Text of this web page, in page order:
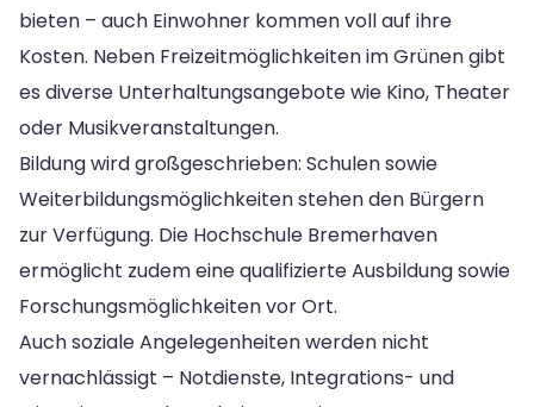
bieten – auch Einwohner kommen voll auf ihre
Kosten. Neben Freizeitmöglichkeiten im Grünen gibt
es diverse Unterhaltungsangebote wie Kino, Theater
oder Musikveranstaltungen.
Bildung wird großgeschrieben: Schulen sowie
Weiterbildungsmöglichkeiten stehen den Bürgern
zur Verfügung. Die Hochschule Bremerhaven
ermöglicht zudem eine qualifizierte Ausbildung sowie
Forschungsmöglichkeiten vor Ort.
Auch soziale Angelegenheiten werden nicht
vernachlässigt – Notdienste, Integrations- und